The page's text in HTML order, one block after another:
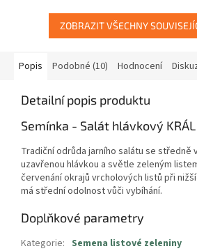
ZOBRAZIT VŠECHNY
Popis Podobné (10) Hodnocení
Detailní popis produktu
Semínka - Salát hlávkový
Tradiční odrůda jarního salátu se středně
uzavřenou hlávkou a světle zeleným
červenání okrajů vrcholových listů při
má střední odolnost vůči vybíhání.
Doplňkové parametry
Kategorie: Semena listové zeleniny